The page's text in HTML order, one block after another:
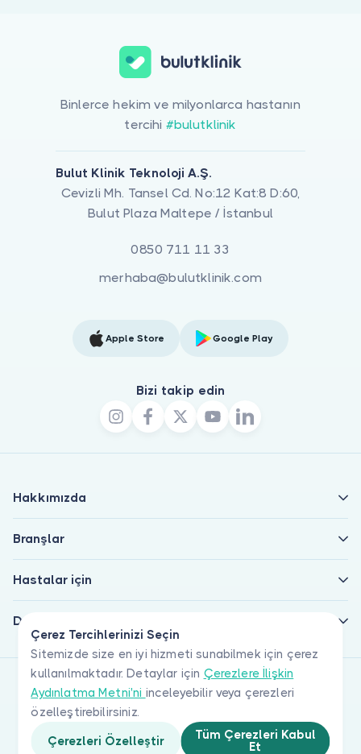
Çerez Tercihlerinizi Seçin
Sitemizde size en iyi hizmeti sunabilmek için çerez
kullanılmaktadır. Detaylar için Çerezlere İlişkin
Aydınlatma Metni'ni inceleyebilir veya çerezleri
özelleştirebilirsiniz.
Çerezleri Özelleştir
Tüm Çerezleri Kabul
Et
Binlerce hekim ve milyonlarca hastanın
tercihi #bulutklinik
Bulut Klinik Teknoloji A.Ş.
Cevizli Mh. Tansel Cd. No:12 Kat:8 D:60,
Bulut Plaza Maltepe / İstanbul
0850 711 11 33
merhaba@bulutklinik.com
Apple Store Google Play
Bizi takip edin
Hakkımızda
Branşlar
Hastalar için
Doktorlar için